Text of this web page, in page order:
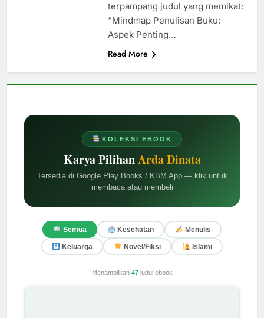
KOLEKSI EBOOK
Karya PilihanArda Dinata
Tersedia di Google Play Books / KBM App — klik untuk
membaca atau membeli
Semua Kesehatan Menulis
Keluarga Novel/Fiksi Islami
Menampilkan 47judul ebook
terpampang judul yang memikat:
“Mindmap Penulisan Buku:
Aspek Penting…
Read More